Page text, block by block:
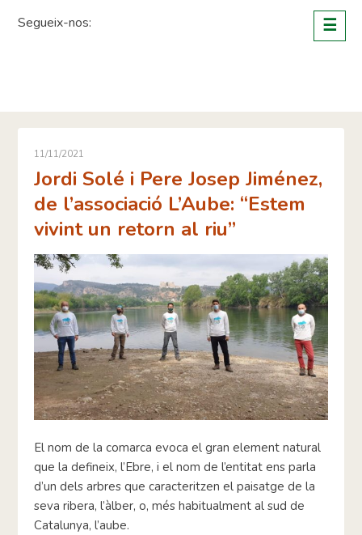
Segueix-nos: ☰
11/11/2021
Jordi Solé i Pere Josep Jiménez,
de l’associació L’Aube: “Estem
vivint un retorn al riu”
El nom de la comarca evoca el gran element natural
que la defineix, l’Ebre, i el nom de l’entitat ens parla
d’un dels arbres que caracteritzen el paisatge de la
seva ribera, l’àlber, o, més habitualment al sud de
Catalunya, l’aube.